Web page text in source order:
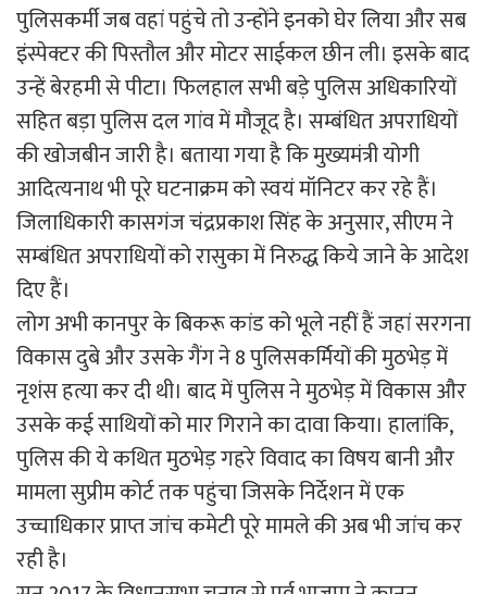
पुलिसकर्मी जब वहां पहुंचे तो उन्होंने इनको घेर लिया और सब
इंस्पेक्टर की पिस्तौल और मोटर साईकल छीन ली। इसके बाद
उन्हें बेरहमी से पीटा। फिलहाल सभी बड़े पुलिस अधिकारियों
सहित बड़ा पुलिस दल गांव में मौजूद है। सम्बंधित अपराधियों
की खोजबीन जारी है। बताया गया है कि मुख्यमंत्री योगी
आदित्यनाथ भी पूरे घटनाक्रम को स्वयं मॉनिटर कर रहे हैं।
जिलाधिकारी कासगंज चंद्रप्रकाश सिंह के अनुसार, सीएम ने
सम्बंधित अपराधियों को रासुका में निरुद्ध किये जाने के आदेश
दिए हैं।
लोग अभी कानपुर के बिकरू कांड को भूले नहीं हैं जहां सरगना
विकास दुबे और उसके गैंग ने 8 पुलिसकर्मियों की मुठभेड़ में
नृशंस हत्या कर दी थी। बाद में पुलिस ने मुठभेड़ में विकास और
उसके कई साथियों को मार गिराने का दावा किया। हालांकि,
पुलिस की ये कथित मुठभेड़ गहरे विवाद का विषय बानी और
मामला सुप्रीम कोर्ट तक पहुंचा जिसके निर्देशन में एक
उच्चाधिकार प्राप्त जांच कमेटी पूरे मामले की अब भी जांच कर
रही है।